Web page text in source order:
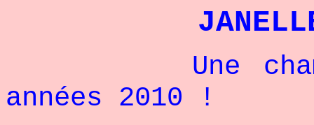
Une
années 2010 !